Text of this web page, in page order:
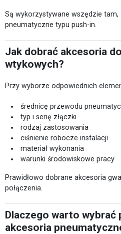
Są wykorzystywane wszędzie tam,
pneumatyczne typu push-in.
Jak dobrać akcesoria
wtykowych?
Przy wyborze odpowiednich
średnicę przewodu
typ i serię złączki
rodzaj zastosowania
ciśnienie robocze instalacji
materiał wykonania
warunki środowiskowe pracy
Prawidłowo dobrane akcesoria
połączenia.
Dlaczego warto
akcesoria